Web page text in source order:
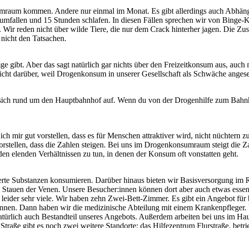
kommen. Andere nur einmal im Monat. Es gibt allerdings auch
und 15 Stunden schlafen. In diesen Fällen sprechen wir von Binge-
reden nicht über wilde Tiere, die nur dem Crack hinterher jagen. Die
den Tatsachen.
Aber das sagt natürlich gar nichts über den Freizeitkonsum aus, auch
darüber, weil Drogenkonsum in unserer Gesellschaft als Schwäche
rund um den Hauptbahnhof auf. Wenn du von der Drogenhilfe zum
mir gut vorstellen, dass es für Menschen attraktiver wird, nicht nüchtern
dass die Zahlen steigen. Bei uns im Drogenkonsumraum steigt die
elenden Verhältnissen zu tun, in denen der Konsum oft vonstatten geht.
Substanzen konsumieren. Darüber hinaus bieten wir Basisversorgung im
der Venen. Unsere Besucher:innen können dort aber auch etwas
sehr viele. Wir haben zehn Zwei-Bett-Zimmer. Es gibt ein Angebot für
Dann haben wir die medizinische Abteilung mit einem
auch Bestandteil unseres Angebots. Außerdem arbeiten bei uns im
gibt es noch zwei weitere Standorte: das Hilfezentrum Flurstraße,